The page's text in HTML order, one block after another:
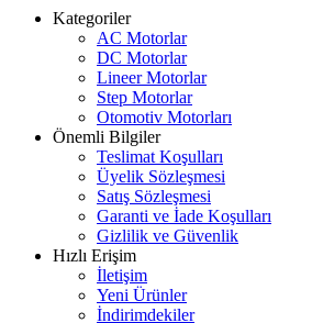
Kategoriler
AC Motorlar
DC Motorlar
Lineer Motorlar
Step Motorlar
Otomotiv Motorları
Önemli Bilgiler
Teslimat Koşulları
Üyelik Sözleşmesi
Satış Sözleşmesi
Garanti ve İade Koşulları
Gizlilik ve Güvenlik
Hızlı Erişim
İletişim
Yeni Ürünler
İndirimdekiler